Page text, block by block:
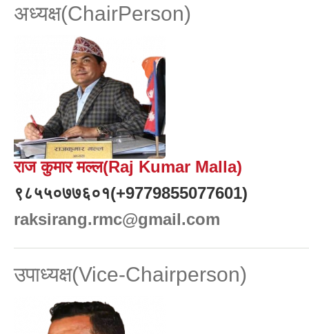
अध्यक्ष(ChairPerson)
राज कुमार मल्ल(Raj Kumar Malla)
९८५५०७७६०१(+9779855077601)
raksirang.rmc@gmail.com
उपाध्यक्ष(Vice-Chairperson)